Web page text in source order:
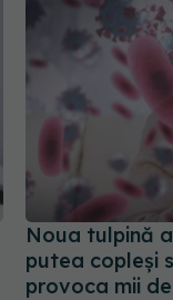
Noua tulpină
putea copleși
provoca mii